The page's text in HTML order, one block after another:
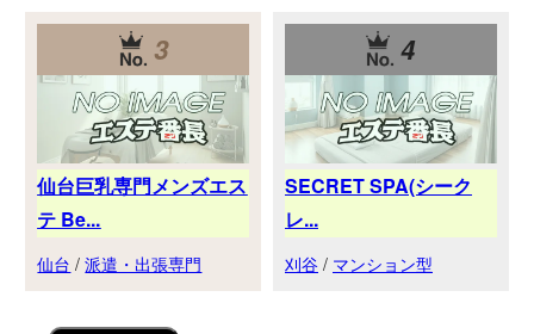
3
仙台巨乳専門メンズエス
テ Be...
仙台 /派遣・出張専門
4
SECRET SPA(シーク
レ...
刈谷 / マンション型